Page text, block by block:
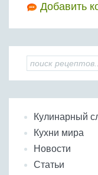
Добавить
Кулинарный
Кухни мира
Новости
Статьи